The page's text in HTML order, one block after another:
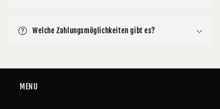
Welche Zahlungsmöglichkeiten gibt es?
MENU